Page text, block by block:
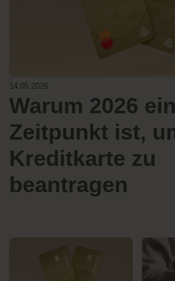
14.05.2026
Warum 2026
Zeitpunkt ist,
Kreditkarte zu
beantragen